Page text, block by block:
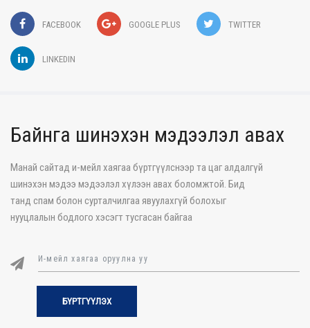
FACEBOOK GOOGLE PLUS TWITTER
LINKEDIN
Байнга шинэхэн мэдээлэл авах
Манай сайтад и-мейл хаягаа бүртгүүлснээр та цаг алдалгүй
шинэхэн мэдээ мэдээлэл хүлээн авах боломжтой. Бид
танд спам болон сурталчилгаа явуулахгүй болохыг
нууцлалын бодлого хэсэгт тусгасан байгаа
БҮРТГҮҮЛЭХ